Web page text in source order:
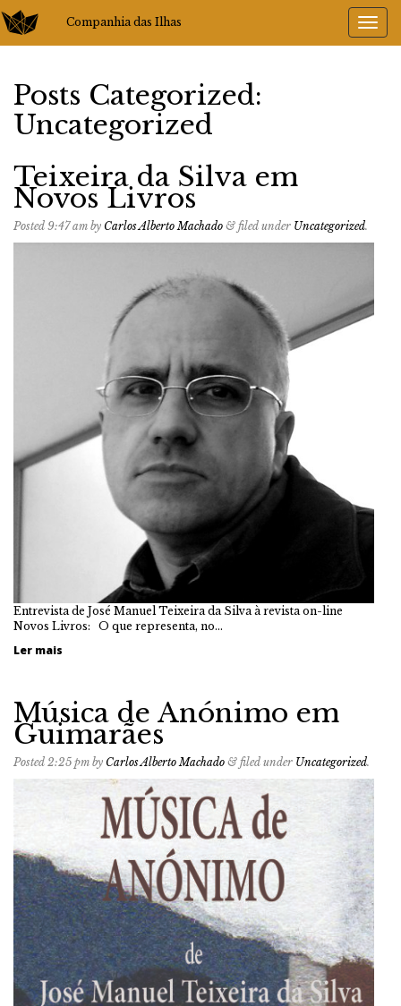
Companhia das Ilhas
Posts Categorized:
Uncategorized
Teixeira da Silva em
Novos Livros
Posted 9:47 am by Carlos Alberto Machado & filed under Uncategorized.
Entrevista de José Manuel Teixeira da Silva à revista on-line
Novos Livros: O que representa, no…
Ler mais
Música de Anónimo em
Guimarães
Posted 2:25 pm by Carlos Alberto Machado & filed under Uncategorized.